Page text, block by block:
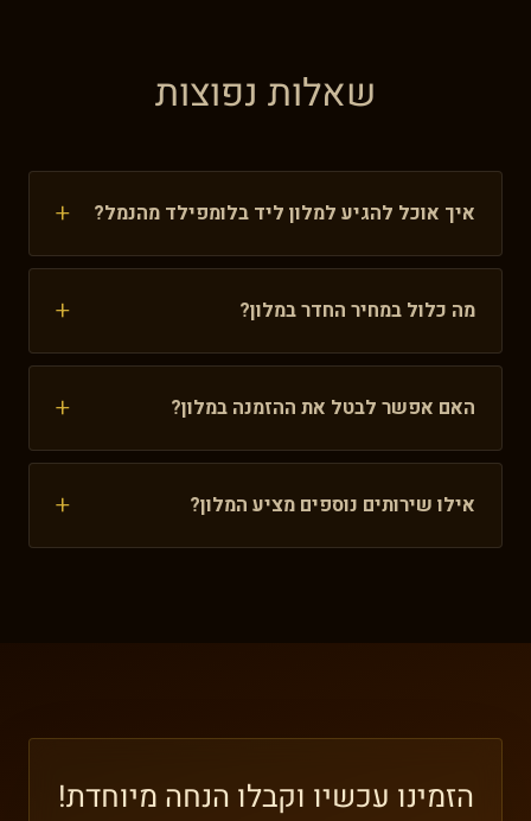
שאלות נפוצות
איך אוכל להגיע למלון ליד בלומפילד מהנמל?
המלון ממוקם במיקום נוח עם גישה מעולה מנמל בן
גוריון. ניתן להגיע בתחבורה ציבורית, מונית או שירות
מכל הכיוונים. אנו מציעים גם שירותי הסעה בתיאום
מראש.
מה כלול במחיר החדר במלון?
המחיר כולל לינה בחדר מפואר, אינטרנט אלחוטי
חופשי, גישה למתקני הכושר והבריכה, שירות חדרים
תשלום, וכן שירותי ספא מתקדמים.
האם אפשר לבטל את ההזמנה במלון?
כן, אנו מציעים מדיניות ביטול גמישה. ביטול עד 48
שעות לפני מועד ההגעה ללא תשלום, תלוי בסוג
אילו שירותים נוספים מציע המלון?
הזמינו עכשיו וקבלו הנחה מיוחדת!